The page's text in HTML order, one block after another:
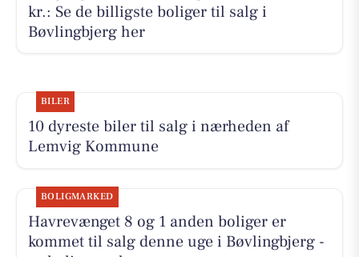
kr.: Se de billigste boliger til salg i
Bøvlingbjerg her
BILER
10 dyreste biler til salg i nærheden af
Lemvig Kommune
BOLIGMARKED
Havrevænget 8 og 1 anden boliger er
kommet til salg denne uge i Bøvlingbjerg -